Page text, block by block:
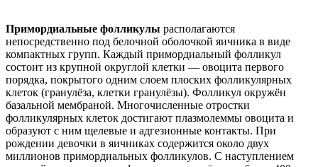
Примордиальные фолликулы располагаются
непосредственно под белочной оболочкой яичника в виде
компактных групп. Каждый примордиальный фолликул
состоит из крупной округлой клетки — овоцита первого
порядка, покрытого одним слоем плоских фолликулярных
клеток (гранулёза, клетки гранулёзы). Фолликул окружён
базальной мембраной. Многочисленные отростки
фолликулярных клеток достигают плазмолеммы овоцита и
образуют с ним щелевые и адгезионные контакты. При
рождении девочки в яичниках содержится около двух
миллионов примордиальных фолликулов. С наступлением